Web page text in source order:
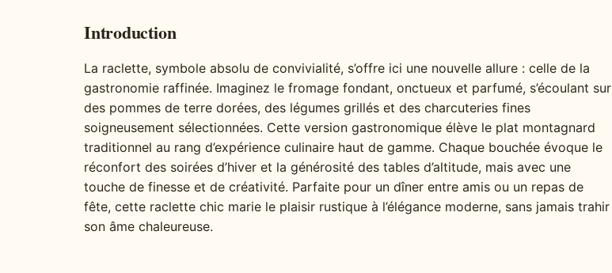
Introduction
La raclette, symbole absolu de convivialité, s’offre ici une nouvelle allure : celle de la
gastronomie raffinée. Imaginez le fromage fondant, onctueux et parfumé, s’écoulant sur
des pommes de terre dorées, des légumes grillés et des charcuteries fines
soigneusement sélectionnées. Cette version gastronomique élève le plat montagnard
traditionnel au rang d’expérience culinaire haut de gamme. Chaque bouchée évoque le
réconfort des soirées d’hiver et la générosité des tables d’altitude, mais avec une
touche de finesse et de créativité. Parfaite pour un dîner entre amis ou un repas de
fête, cette raclette chic marie le plaisir rustique à l’élégance moderne, sans jamais trahir
son âme chaleureuse.